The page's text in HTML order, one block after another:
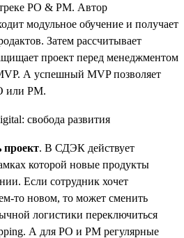
PO & PM. Автор
модульное обучение и получает
Затем рассчитывает
проект перед менеджментом
А успешный MVP позволяет
или PM.
проект. В СДЭК действует
которой новые продукты
Если сотрудник хочет
то новом, то может сменить
логистики переключиться
А для PO и PM регулярные